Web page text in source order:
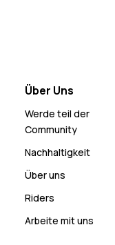
Über Uns
Werde teil der
Community
Nachhaltigkeit
Über uns
Riders
Arbeite mit uns